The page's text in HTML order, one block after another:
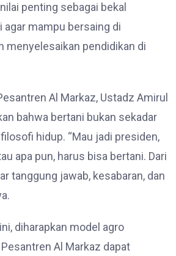
penting sebagai bekal
agar mampu bersaing di
menyelesaikan pendidikan di
Al Markaz, Ustadz Amirul
bahwa bertani bukan sekadar
hidup. “Mau jadi presiden,
apa pun, harus bisa bertani. Dari
tanggung jawab, kesabaran, dan
diharapkan model agro
Al Markaz dapat